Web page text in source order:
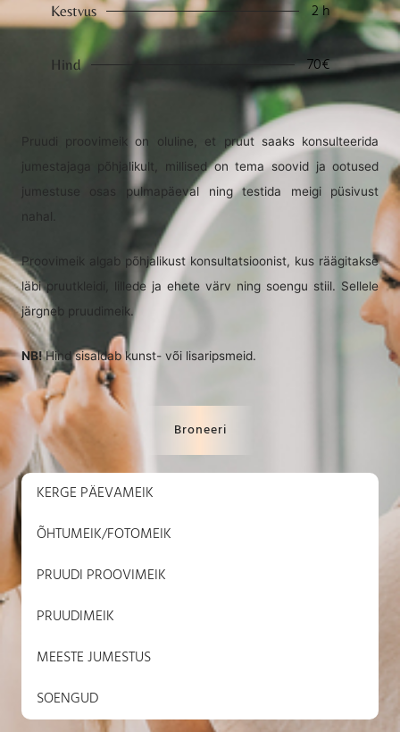
Pruudi proovimeik on oluline, et pruut saaks konsulteerida
jumestajaga põhjalikult, millised on tema soovid ja ootused
jumestuse osas pulmapäeval ning testida meigi püsivust
nahal.
Proovimeik algab põhjalikust konsultatsioonist, kus räägitakse
läbi pruutkleidi, lillede ja ehete värv ning soengu stiil. Sellele
järgneb pruudimeik.
NB!Hind sisaldab kunst- või lisaripsmeid.
Broneeri
KERGE PÄEVAMEIK
ÕHTUMEIK/FOTOMEIK
PRUUDI PROOVIMEIK
PRUUDIMEIK
MEESTE JUMESTUS
SOENGUD
Kestvus 2 h
Hind 70€